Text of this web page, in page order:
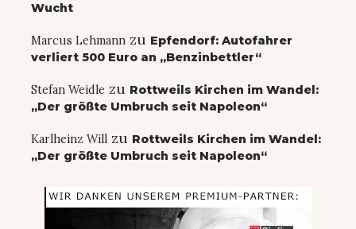
Wucht
Marcus Lehmann zu Epfendorf: Autofahrer
verliert 500 Euro an „Benzinbettler“
Stefan Weidle zu Rottweils Kirchen im Wandel:
„Der größte Umbruch seit Napoleon“
Karlheinz Will zu Rottweils Kirchen im Wandel:
„Der größte Umbruch seit Napoleon“